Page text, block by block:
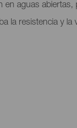
en aguas
la resistencia y la